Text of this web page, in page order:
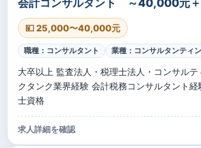
💴 25,000〜40,000元
職種：コンサルタント 業種：コンサルタンティ
大卒以上 監査法人・税理士法人・コンサル
クタンク業界経験 会計税務コンサルタント
士資格
求人詳細を確認